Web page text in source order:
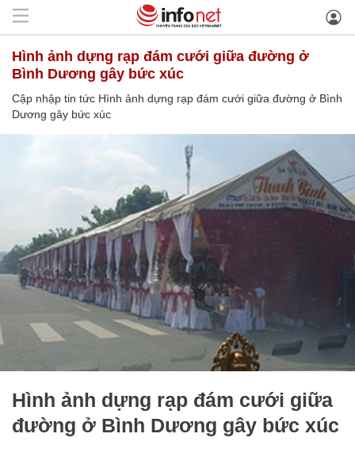
Hình ảnh dựng rạp đám cưới giữa đường ở
Bình Dương gây bức xúc
Cập nhập tin tức Hình ảnh dựng rạp đám cưới giữa đường ở Bình
Dương gây bức xúc
Hình ảnh dựng rạp đám cưới giữa
đường ở Bình Dương gây bức xúc